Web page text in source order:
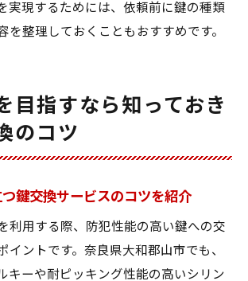
実現するためには、依頼前に鍵の種類
を整理しておくこともおすすめです。
目指すなら知っておき
のコツ
鍵交換サービスのコツを紹介
利用する際、防犯性能の高い鍵への交
イントです。奈良県大和郡山市でも、
キーや耐ピッキング性能の高いシリン